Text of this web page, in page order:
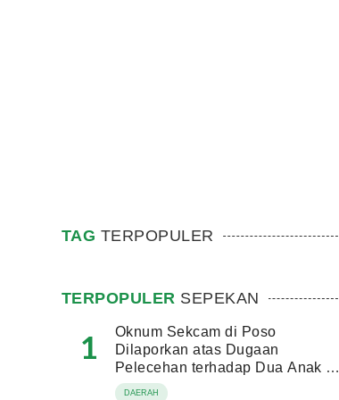
TAG TERPOPULER
TERPOPULER SEPEKAN
1
Oknum Sekcam di Poso
Dilaporkan atas Dugaan
Pelecehan terhadap Dua Anak di
Bawah Umur
DAERAH